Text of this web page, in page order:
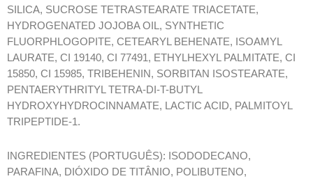
SILICA, SUCROSE TETRASTEARATE TRIACETATE,
HYDROGENATED JOJOBA OIL, SYNTHETIC
FLUORPHLOGOPITE, CETEARYL BEHENATE, ISOAMYL
LAURATE, CI 19140, CI 77491, ETHYLHEXYL PALMITATE, CI
15850, CI 15985, TRIBEHENIN, SORBITAN ISOSTEARATE,
PENTAERYTHRITYL TETRA-DI-T-BUTYL
HYDROXYHYDROCINNAMATE, LACTIC ACID, PALMITOYL
TRIPEPTIDE-1.
INGREDIENTES (PORTUGUÊS): ISODODECANO,
PARAFINA, DIÓXIDO DE TITÂNIO, POLIBUTENO,